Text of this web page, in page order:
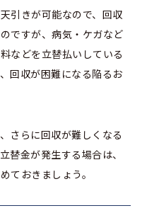
引きが可能なので、回収
ですが、病気・ケガなど
などを立替払いしている
回収が困難になる陥るお
さらに回収が難しくなる
替金が発生する場合は、
ておきましょう。